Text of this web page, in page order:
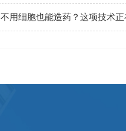
不用细胞也能造药？这项技术